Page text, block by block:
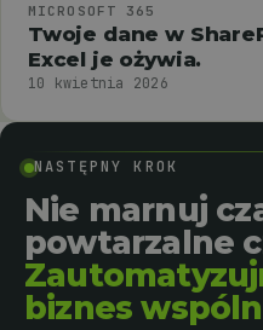
MICROSOFT 365
Twoje dane w
Excel je ożywia.
10 kwietnia 2026
NASTĘPNY KROK
Nie marnuj
powtarzalne
biznes